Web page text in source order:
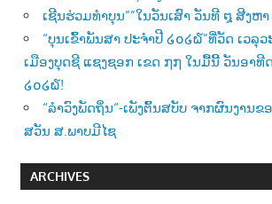
ເຊີນຮ່ວມທຳບຸນ””ໃນວັນເສົາ ວັນທີ ໘ ສີງຫ
“ບຸນເຂົ້າພັນສາ ປະຈຳປີ ໒໐໒໖”ທີ່ວັດ ເວລຸ
ເມືອງບຸດຊີ ແຊງຊອກ ເຂດ ໗໗ ໃນມື້ນີ້ ວັນອາທີ
໒໐໒໖!
“ລຳວົງພັດຖິ່ນ“-ເພັງຕົ້ນສບັບ ຈາກຜົນງານຂ
ສວັນ ສ.ພາບມີໄຊ
ARCHIVES